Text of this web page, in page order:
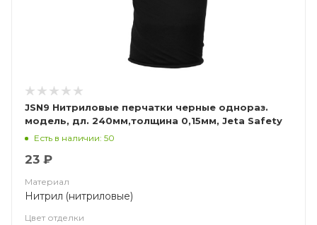
JSN9 Нитриловые перчатки черные однораз.
модель, дл. 240мм,толщина 0,15мм, Jeta Safety
Есть в наличии: 50
23 ₽
Материал
Нитрил (нитриловые)
Цвет отделки